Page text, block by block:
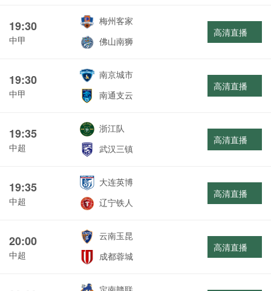
19:30
中甲
梅州客家
佛山南狮
高清直播
19:30
中甲
南京城市
南通支云
高清直播
19:35
中超
浙江队
武汉三镇
高清直播
19:35
中超
大连英博
辽宁铁人
高清直播
20:00
中超
云南玉昆
成都蓉城
高清直播